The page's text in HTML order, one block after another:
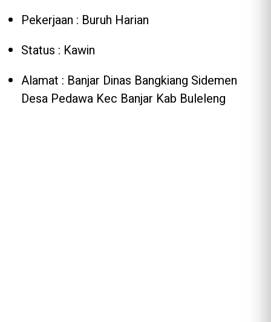
Pekerjaan : Buruh Harian
Status : Kawin
Alamat : Banjar Dinas Bangkiang Sidemen
Desa Pedawa Kec Banjar Kab Buleleng